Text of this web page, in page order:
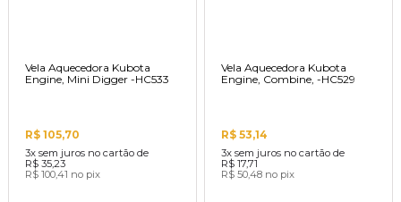
Vela Aquecedora Kubota
Engine, Mini Digger -HC533
R$ 105,70
3x sem juros no cartão de
R$ 35,23
R$ 100,41 no pix
Vela Aquecedora Kubota
Engine, Combine, -HC529
R$ 53,14
3x sem juros no cartão de
R$ 17,71
R$ 50,48 no pix